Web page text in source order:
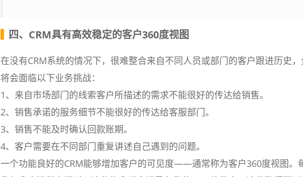
四、CRM具有高效稳定的客户360度视图
在没有CRM系统的情况下，很难整合来自不同人员或部门的客户跟进历史，
将会面临以下业务挑战：
1、来自市场部门的线索客户所描述的需求不能很好的传达给销售。
2、销售承诺的服务细节不能很好的传达给客服部门。
3、销售不能及时确认回款账期。
4、客户需要在不同部门重复讲述自己遇到的问题。
一个功能良好的CRM能够增加客户的可见度——通常称为客户360度视图。